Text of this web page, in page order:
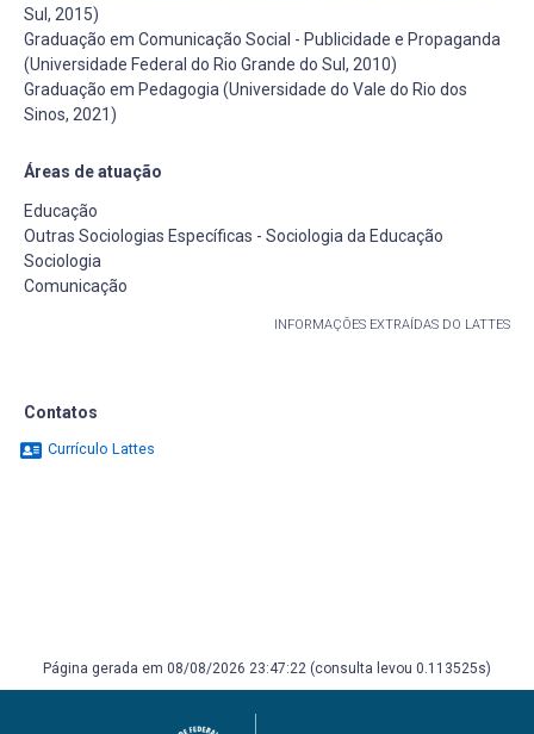
Sul, 2015)
Graduação em Comunicação Social - Publicidade e Propaganda
(Universidade Federal do Rio Grande do Sul, 2010)
Graduação em Pedagogia (Universidade do Vale do Rio dos
Sinos, 2021)
Áreas de atuação
Educação
Outras Sociologias Específicas - Sociologia da Educação
Sociologia
Comunicação
INFORMAÇÕES EXTRAÍDAS DO LATTES
Contatos
Currículo Lattes
Página gerada em 08/08/2026 23:47:22 (consulta levou 0.113525s)